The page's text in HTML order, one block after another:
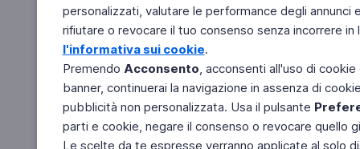
personalizzati, valutare le performance degli
rifiutare o revocare il tuo consenso senza incorrere
l'informativa sui cookie.
Premendo Acconsento, acconsenti all'uso di
banner, continuerai la navigazione in assenza di
pubblicità non personalizzata. Usa il pulsante
parti e cookie, negare il consenso o revocare quello
Le scelte da te espresse verranno applicate al solo